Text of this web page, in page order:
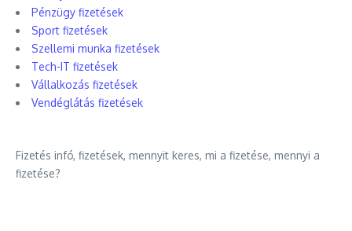
Pénzügy fizetések
Sport fizetések
Szellemi munka fizetések
Tech-IT fizetések
Vállalkozás fizetések
Vendéglátás fizetések
Fizetés infó, fizetések, mennyit keres, mi a fizetése, mennyi a
fizetése?